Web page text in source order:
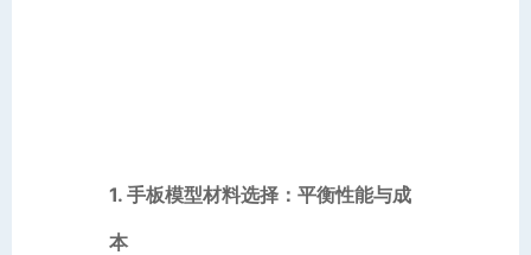
1. 手板模型材料选择：平衡性能与成
本